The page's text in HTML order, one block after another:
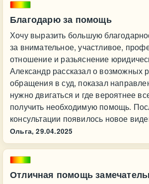
Благодарю за помощь
Хочу выразить большую
за внимательное, участливое,
отношение и разьяснение
Александр рассказал о возможных
обращения в суд, показал
нужно двигаться и где вероятнее
получить необходимую помощь.
консультации появилось новое
Ольга, 29.04.2025
Отличная помощь